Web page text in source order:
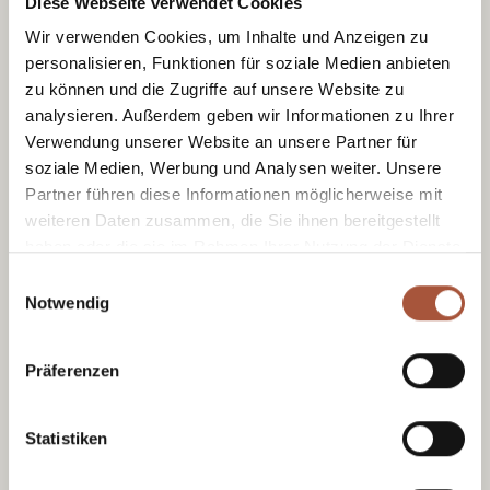
Wir verwenden Cookies, um Inhalte und Anzeigen zu
personalisieren, Funktionen für soziale Medien anbieten
zu können und die Zugriffe auf unsere Website zu
analysieren. Außerdem geben wir Informationen zu Ihrer
Verwendung unserer Website an unsere Partner für
soziale Medien, Werbung und Analysen weiter. Unsere
Partner führen diese Informationen möglicherweise mit
weiteren Daten zusammen, die Sie ihnen bereitgestellt
Notwendig
Präferenzen
Statistiken
Am Dorfplatz befindet sich die
Raiffeisenbank, in der Sie Geld wechseln
oder beim Bankomat im Vorraum abheben
können. Der Bankomat akzeptiert Maestro
und Kreditkarten.
Urlaub mit Hund & Cam
z?
Ortsmitte beim